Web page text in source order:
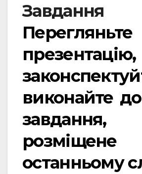
Перегляньте
презентацію,
виконайте
завдання,
останньому